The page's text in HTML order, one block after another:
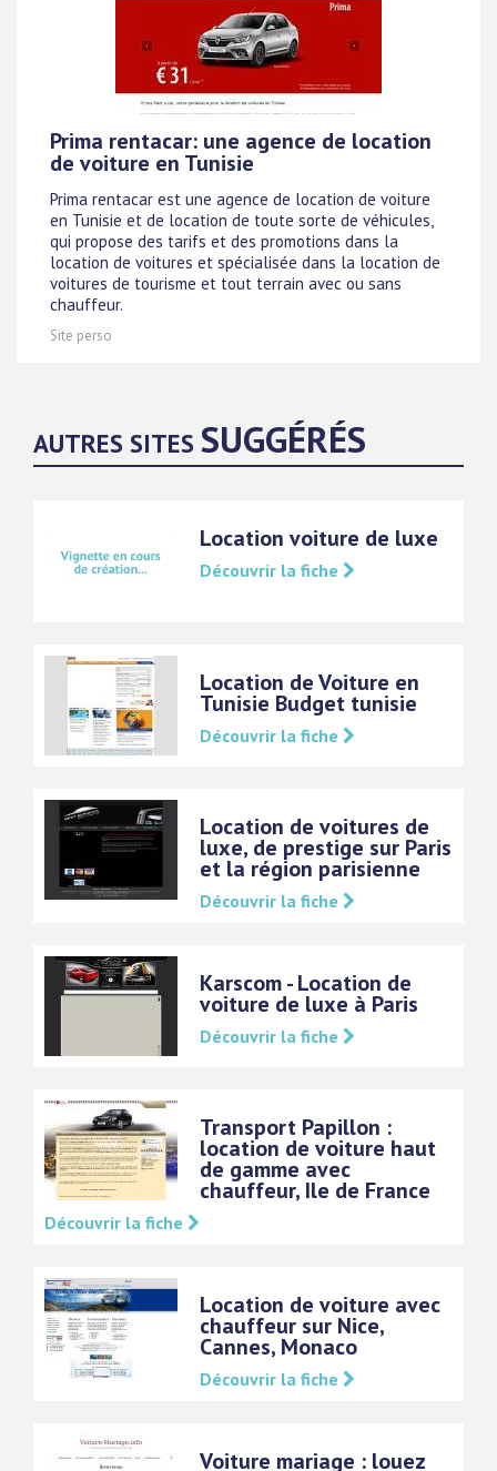
Prima rentacar: une agence de location
de voiture en Tunisie
Prima rentacar est une agence de location de voiture
en Tunisie et de location de toute sorte de véhicules,
qui propose des tarifs et des promotions dans la
location de voitures et spécialisée dans la location de
voitures de tourisme et tout terrain avec ou sans
chauffeur.
Site perso
AUTRES SITES SUGGÉRÉS
Location voiture de luxe
Découvrir la fiche
Location de Voiture en
Tunisie Budget tunisie
Découvrir la fiche
Location de voitures de
luxe, de prestige sur Paris
et la région parisienne
Découvrir la fiche
Karscom - Location de
voiture de luxe à Paris
Découvrir la fiche
Transport Papillon :
location de voiture haut
de gamme avec
chauffeur, Ile de France
Découvrir la fiche
Location de voiture avec
chauffeur sur Nice,
Cannes, Monaco
Découvrir la fiche
Voiture mariage : louez